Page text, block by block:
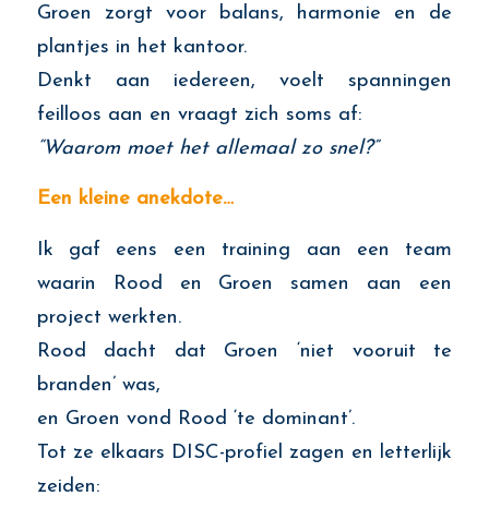
Groen zorgt voor balans, harmonie en de
plantjes in het kantoor.
Denkt aan iedereen, voelt spanningen
feilloos aan en vraagt zich soms af:
“Waarom moet het allemaal zo snel?”
Een kleine anekdote…
Ik gaf eens een training aan een team
waarin Rood en Groen samen aan een
project werkten.
Rood dacht dat Groen ‘niet vooruit te
branden’ was,
en Groen vond Rood ‘te dominant’.
Tot ze elkaars DISC-profiel zagen en letterlijk
zeiden: